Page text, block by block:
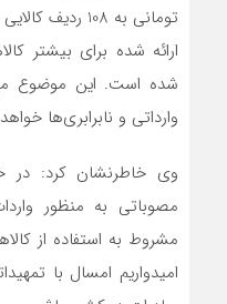
تومانی به 108
ارائه شده برای بیشتر
شده است. این موضوع
وارداتی و نابرابری‌ها
وی خاطرنشان کرد:
مصوباتی به منظور
مشروط به استفاده از
امیدواریم امسال با